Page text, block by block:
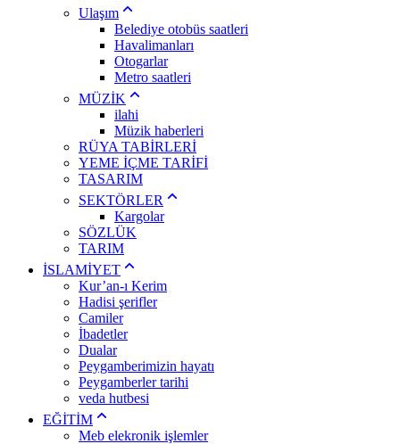
Ulaşım
Belediye otobüs saatleri
Havalimanları
Otogarlar
Metro saatleri
MÜZİK
ilahi
Müzik haberleri
RÜYA TABİRLERİ
YEME İÇME TARİFİ
TASARIM
SEKTÖRLER
Kargolar
SÖZLÜK
TARIM
İSLAMİYET
Kur’an-ı Kerim
Hadisi şerifler
Camiler
İbadetler
Dualar
Peygamberimizin hayatı
Peygamberler tarihi
veda hutbesi
EĞİTİM
Meb elekronik işlemler